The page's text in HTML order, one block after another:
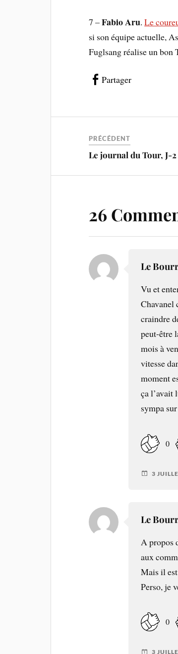
7 –Fabio Aru.Le
si son équipe actuelle,
Fuglsang réalise un bon
Partager
PRÉCÉDENT
Le journal du Tour, J-2
26
Le
Vu et
Chavanel
craindre
peut-être
mois à
vitesse
moment
ça l’avait
sympa
0
3
Le
A propos
aux
Mais il
Perso, je
0
3